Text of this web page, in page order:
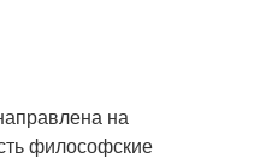
на
философские